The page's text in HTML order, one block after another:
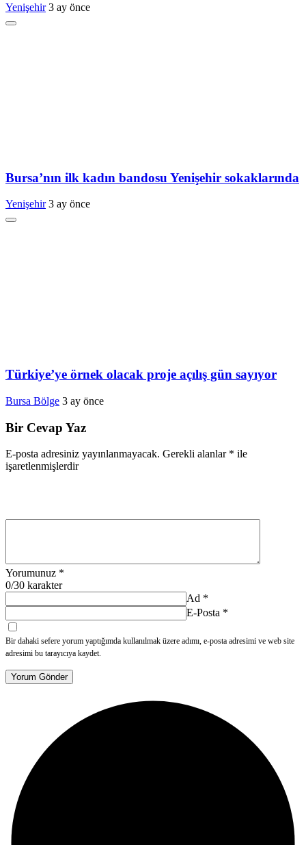
Yenişehir 3 ay önce
Bursa’nın ilk kadın bandosu Yenişehir sokaklarında
Yenişehir 3 ay önce
Türkiye’ye örnek olacak proje açılış gün sayıyor
Bursa Bölge 3 ay önce
Bir Cevap Yaz
E-posta adresiniz yayınlanmayacak. Gerekli alanlar * ile
işaretlenmişlerdir
Yorumunuz *
0/30 karakter
Ad *
E-Posta *
Bir dahaki sefere yorum yaptığımda kullanılmak üzere adımı, e-posta adresimi ve web site
adresimi bu tarayıcıya kaydet.
Yorum Gönder